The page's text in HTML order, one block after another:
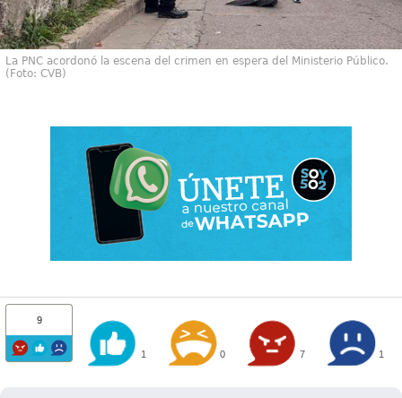
La PNC acordonó la escena del crimen en espera del Ministerio Público.
(Foto: CVB)
9
1 0 7 1